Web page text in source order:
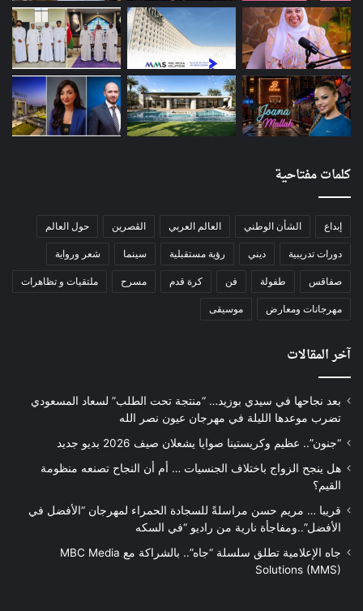
كلمات مفتاحية
إبداع الشأن الوطني العالم العربي الڨصرين حول العالم
دورات تدريبية ديني رؤية مستقبلية سينما شعر ورواية
صفاقس طفولة فن كرة قدم مسرح ملتقيات و تظاهرات
مهرجانات ومعارض موسيقى
آخر المقالات
بعد نجاحها في سيدي بوزيد… “منتجة تحت الطلب” لسعاد المسعودي
تضرب موعدها الليلة في مهرجان عيون نصر الله
“جنون”.. عظيم وكريستينا صوايا يشعلان صيف 2026 بديو جديد
هل ينجح الزواج باختلاف الجنسيات … أم أن النجاح تصنعه منظومة
القيم؟
قريبا … مريم حسن مراسلةً للسجادة الحمراء لمهرجان “الأفضل في
الأفضل”..ومفاجأة نارية من راديو “في السكه
جاه الإعلامية تطلق سلسلة “جاه”.. بالشراكة مع MBC Media
Solutions (MMS)